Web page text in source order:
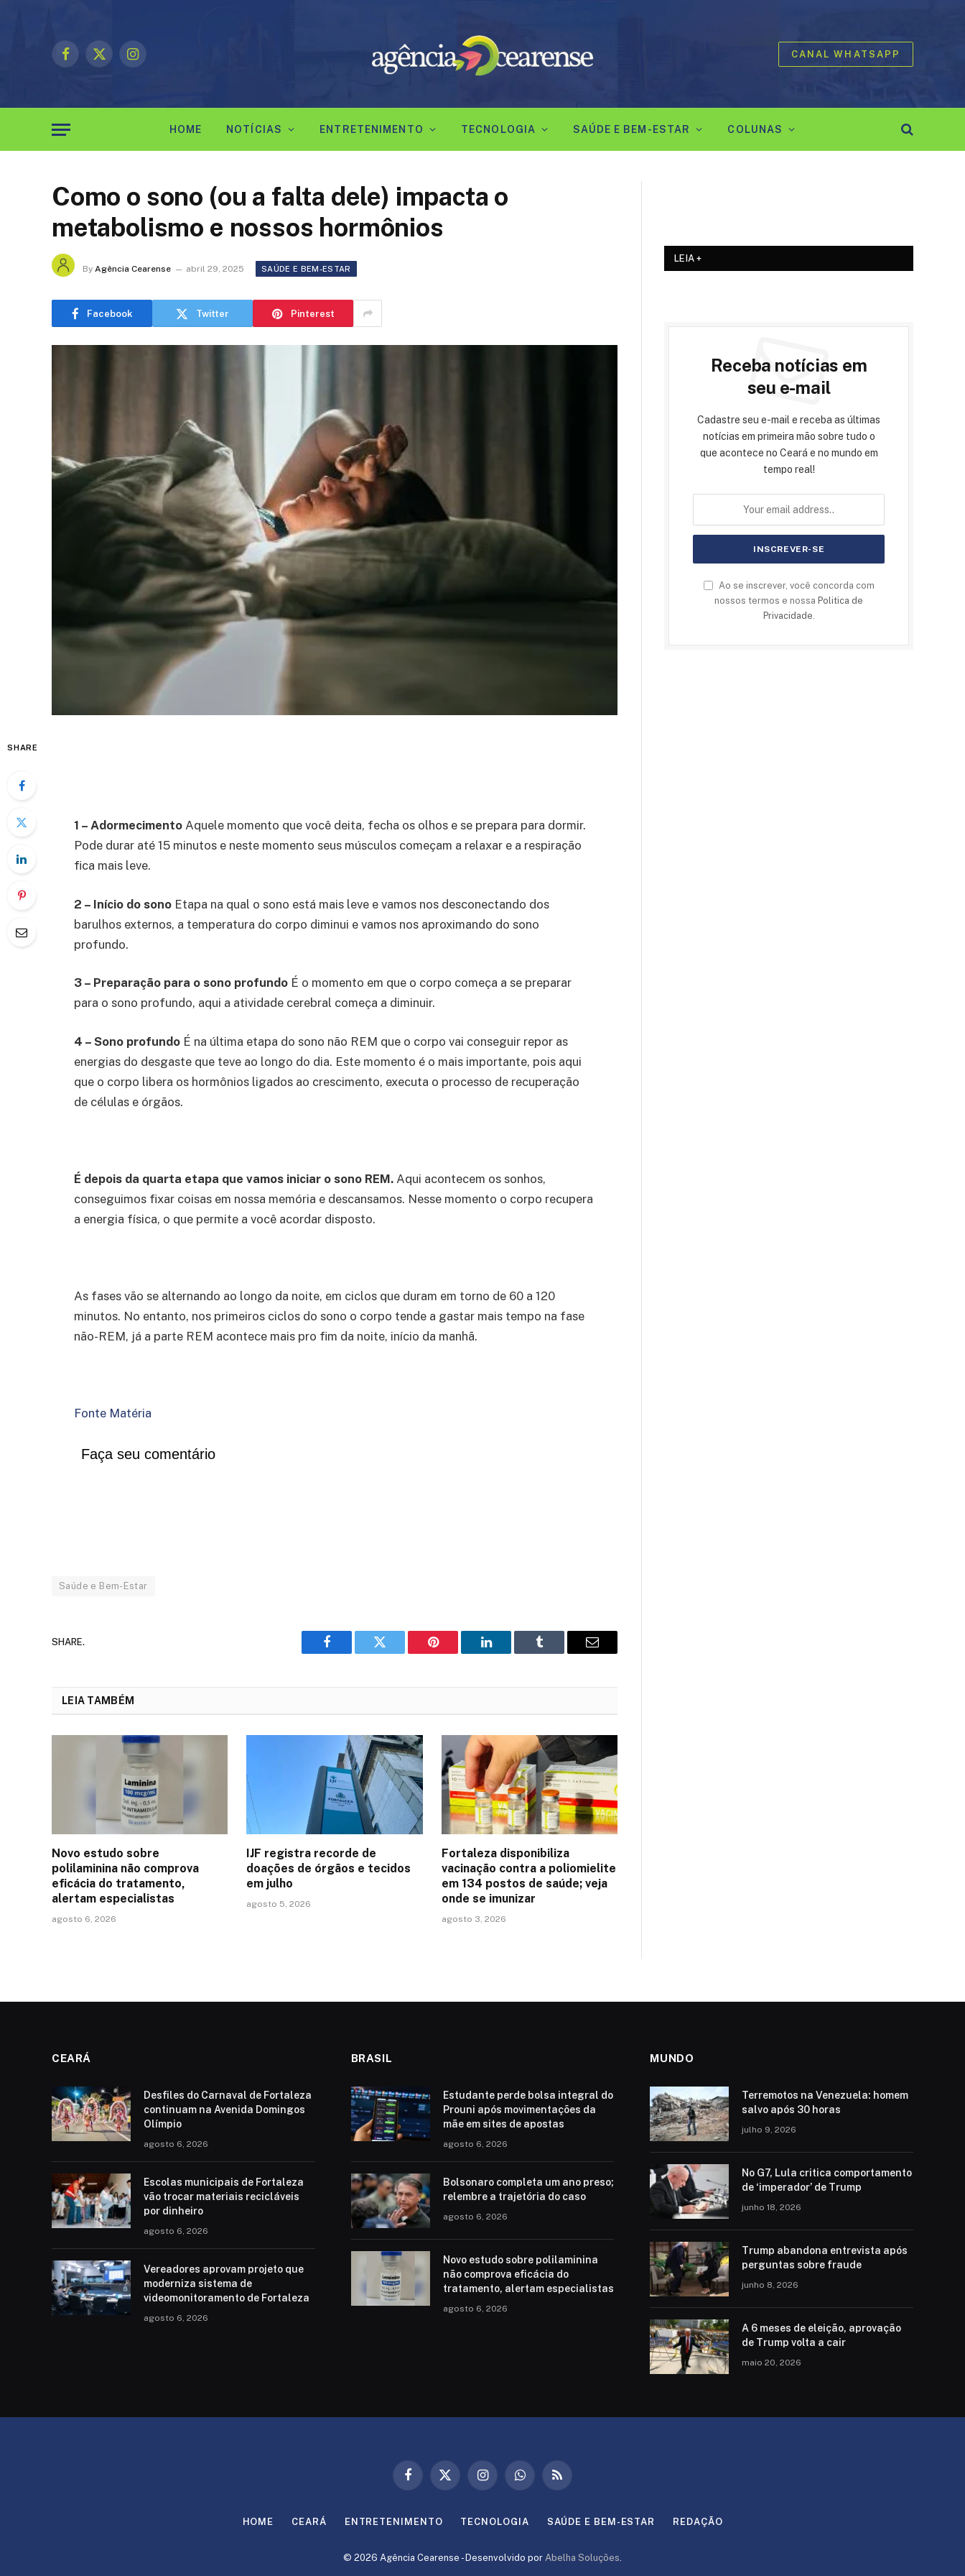
Facebook
X
Instagram
CANAL WHATSAPP
HOME NOTÍCIAS ENTRETENIMENTO TECNOLOGIA SAÚDE E BEM-ESTAR COLUNAS
Como o sono (ou a falta dele) impacta o
metabolismo e nossos hormônios
By Agência Cearense abril 29, 2025 SAÚDE E BEM-ESTAR
Facebook Twitter Pinterest
SHARE
1 – Adormecimento Aquele momento que você deita, fecha os olhos e se prepara para dormir.
Pode durar até 15 minutos e neste momento seus músculos começam a relaxar e a respiração
fica mais leve.
2 – Início do sono Etapa na qual o sono está mais leve e vamos nos desconectando dos
barulhos externos, a temperatura do corpo diminui e vamos nos aproximando do sono
profundo.
3 – Preparação para o sono profundo É o momento em que o corpo começa a se preparar
para o sono profundo, aqui a atividade cerebral começa a diminuir.
4 – Sono profundo É na última etapa do sono não REM que o corpo vai conseguir repor as
energias do desgaste que teve ao longo do dia. Este momento é o mais importante, pois aqui
que o corpo libera os hormônios ligados ao crescimento, executa o processo de recuperação
de células e órgãos.
É depois da quarta etapa que vamos iniciar o sono REM. Aqui acontecem os sonhos,
conseguimos fixar coisas em nossa memória e descansamos. Nesse momento o corpo recupera
a energia física, o que permite a você acordar disposto.
As fases vão se alternando ao longo da noite, em ciclos que duram em torno de 60 a 120
minutos. No entanto, nos primeiros ciclos do sono o corpo tende a gastar mais tempo na fase
não-REM, já a parte REM acontece mais pro fim da noite, início da manhã.
Fonte Matéria
Faça seu comentário
Saúde e Bem-Estar
SHARE.
Facebook Twitter Pinterest LinkedIn Tumblr Email
LEIA TAMBÉM
Novo estudo sobre
polilaminina não comprova
eficácia do tratamento,
alertam especialistas
agosto 6, 2026
IJF registra recorde de
doações de órgãos e tecidos
em julho
agosto 5, 2026
Fortaleza disponibiliza
vacinação contra a poliomielite
em 134 postos de saúde; veja
onde se imunizar
agosto 3, 2026
LEIA +
Receba notícias em
seu e-mail
Cadastre seu e-mail e receba as últimas
notícias em primeira mão sobre tudo o
que acontece no Ceará e no mundo em
tempo real!
Ao se inscrever, você concorda com
nossos termos e nossa Politica de
Privacidade.
CEARÁ
Desfiles do Carnaval de Fortaleza
continuam na Avenida Domingos
Olímpio
agosto 6, 2026
Escolas municipais de Fortaleza
vão trocar materiais recicláveis
por dinheiro
agosto 6, 2026
Vereadores aprovam projeto que
moderniza sistema de
videomonitoramento de Fortaleza
agosto 6, 2026
BRASIL
Estudante perde bolsa integral do
Prouni após movimentações da
mãe em sites de apostas
agosto 6, 2026
Bolsonaro completa um ano preso;
relembre a trajetória do caso
agosto 6, 2026
Novo estudo sobre polilaminina
não comprova eficácia do
tratamento, alertam especialistas
agosto 6, 2026
MUNDO
Terremotos na Venezuela: homem
salvo após 30 horas
julho 9, 2026
No G7, Lula critica comportamento
de ‘imperador’ de Trump
junho 18, 2026
Trump abandona entrevista após
perguntas sobre fraude
junho 8, 2026
A 6 meses de eleição, aprovação
de Trump volta a cair
maio 20, 2026
Facebook
X
InstagramWhatsAppRSS
HOME CEARÁ ENTRETENIMENTO TECNOLOGIA SAÚDE E BEM-ESTAR REDAÇÃO
© 2026 Agência Cearense - Desenvolvido por Abelha Soluções